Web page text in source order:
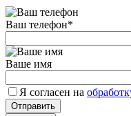
Ваш телефон*
Ваше имя
Я согласен на